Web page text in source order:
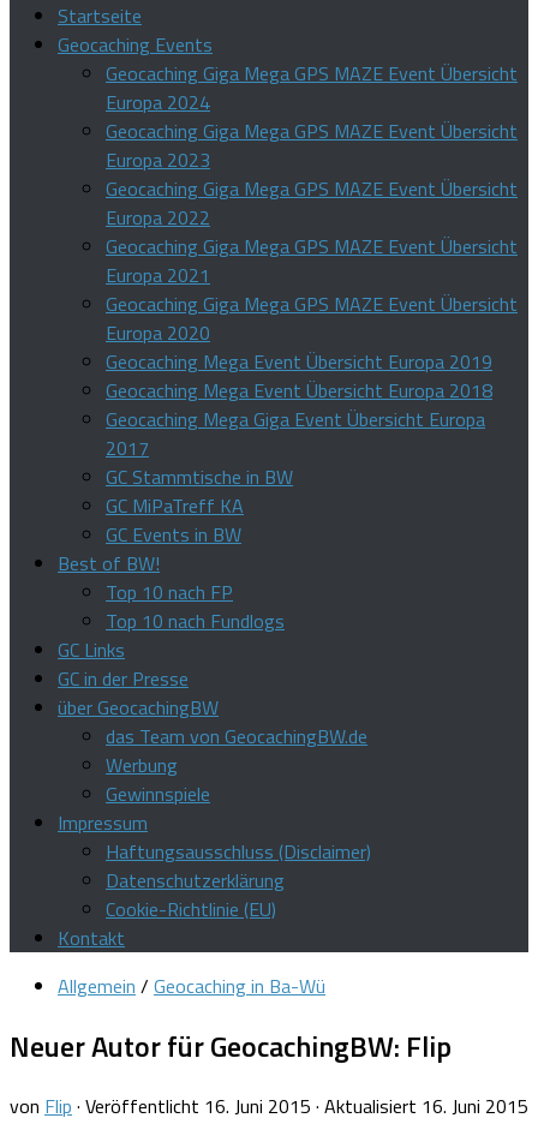
Startseite
Geocaching Events
Geocaching Giga Mega GPS MAZE Event Übersicht
Europa 2024
Geocaching Giga Mega GPS MAZE Event Übersicht
Europa 2023
Geocaching Giga Mega GPS MAZE Event Übersicht
Europa 2022
Geocaching Giga Mega GPS MAZE Event Übersicht
Europa 2021
Geocaching Giga Mega GPS MAZE Event Übersicht
Europa 2020
Geocaching Mega Event Übersicht Europa 2019
Geocaching Mega Event Übersicht Europa 2018
Geocaching Mega Giga Event Übersicht Europa
2017
GC Stammtische in BW
GC MiPaTreff KA
GC Events in BW
Best of BW!
Top 10 nach FP
Top 10 nach Fundlogs
GC Links
GC in der Presse
über GeocachingBW
das Team von GeocachingBW.de
Werbung
Gewinnspiele
Impressum
Haftungsausschluss (Disclaimer)
Datenschutzerklärung
Cookie-Richtlinie (EU)
Kontakt
Allgemein / Geocaching in Ba-Wü
Neuer Autor für GeocachingBW: Flip
von Flip · Veröffentlicht 16. Juni 2015 · Aktualisiert 16. Juni 2015